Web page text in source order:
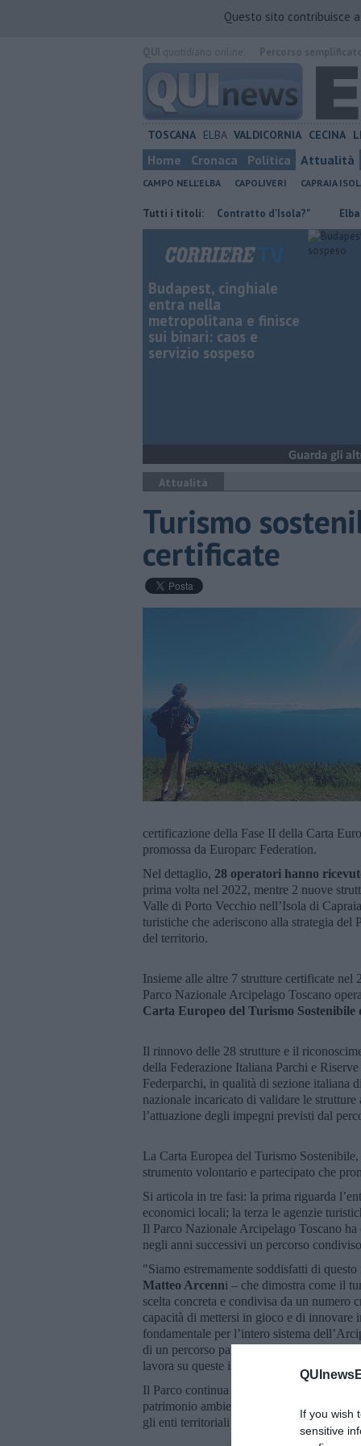
If you wish
sensitive
Questo sito contribuisce
TOSCANA ELBA VALDICORNIA CECINA
Home Cronaca Politica Attualità
CAMPO NELL'ELBA CAPOLIVERI CAPRAIA
Tutti i titoli:
"Che fine ha fatto il Contratto d'Isola?" Elba bike,
Budapest, cinghiale
entra nella
metropolitana e finisce
sui binari: caos e
servizio sospeso
Attualità
Turismo
certificate
certificazione della Fase II della Carta
promossa da Europarc Federation.
Nel dettaglio, 28 operatori hanno
prima volta nel 2022, mentre 2 nuove
Valle di Porto Vecchio nell’Isola di
turistiche che aderiscono alla strategia del
del territorio.
Insieme alle altre 7 strutture certificate
Parco Nazionale Arcipelago Toscano
Carta Europeo del Turismo Sostenibile
Il rinnovo delle 28 strutture e il
della Federazione Italiana Parchi e
Federparchi, in qualità di sezione italiana
nazionale incaricato di validare le
l’attuazione degli impegni previsti dal
La Carta Europea del Turismo
strumento volontario e partecipato che
Si articola in tre fasi: la prima riguarda
economici locali; la terza le agenzie
Il Parco Nazionale Arcipelago Toscano
negli anni successivi un percorso
"Siamo estremamente soddisfatti di
Matteo Arcenni – che dimostra come il
scelta concreta e condivisa da un
capacità di mettersi in gioco e di innovare
fondamentale per l’intero sistema
di un percorso partecipativo, fatto di
lavora su queste isole straordinarie".
Il Parco continua così a promuovere una
patrimonio ambientale e culturale
gli enti territoriali e gli operatori privati.